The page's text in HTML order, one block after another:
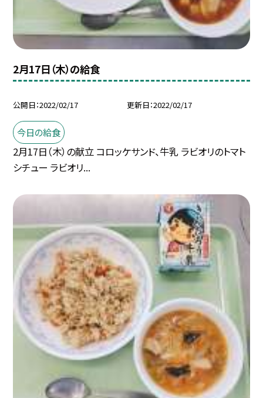
2月17日（木）の給食
公開日 2022/02/17 更新日 2022/02/17
今日の給食
2月17日（木）の献立 コロッケサンド、牛乳 ラビオリのトマト
シチュー ラビオリ...